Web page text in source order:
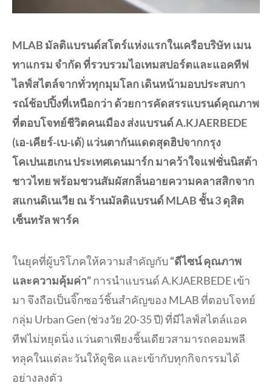
MLAB มัลติแบรนด์สโตร์แห่งแรกในเครือบริษัท เมน
ทาแกรม จำกัด ที่รวบรวมไอเทมสปอร์ตและแอคทีฟ
ไลฟ์สไตล์จากทั่วทุกมุมโลก เดินหน้ามอบประสบกา
รณ์ช้อปปิ้งที่เหนือกว่า ด้วยการคัดสรรแบรนด์คุณภาพ
ที่ตอบโจทย์ชีวิตคนเมือง ส่งแบรนด์ A.KJAERBEDE
(เอ-เคียร์-เบ-เด้) แว่นตากันแดดสุดฮิปจากกรุง
โคเปนเฮเกน ประเทศเดนมาร์ก มาคว้าใจแฟชั่นนิสต้า
ชาวไทย พร้อมชวนสัมผัสกลิ่นอายความคลาสสิกจาก
สแกนดิเนเวีย ณ ร้านมัลติแบรนด์ MLAB ชั้น 3 ดุสิต
เซ็นทรัล พาร์ค
ในยุคที่ผู้บริโภคให้ความสำคัญกับ “ดีไซน์ คุณภาพ
และความคุ้มค่า”การนำแบรนด์ A.KJAERBEDE เข้า
มา จึงถือเป็นจิ๊กซอว์ชิ้นสำคัญของ MLAB ที่ตอบโจทย์
กลุ่ม Urban Gen (ช่วงวัย 20-35 ปี) ที่มีไลฟ์สไตล์แอค
ทีฟไม่หยุดนิ่ง แว่นตาเพียงชิ้นเดียวสามารถคอมพลี
ทลุคในแต่ละวันให้ดูชิค และเข้ากับทุกกิจกรรมได้
อย่างลงตัว